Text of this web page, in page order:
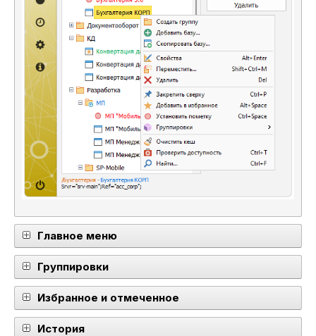
Главное меню
Группировки
Избранное и отмеченное
История